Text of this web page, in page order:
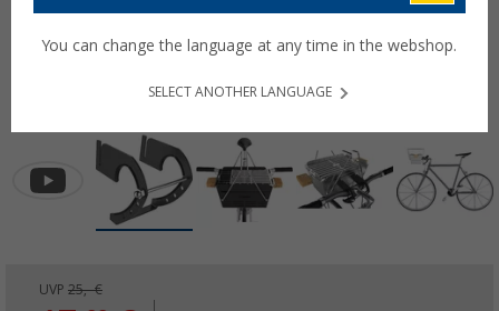
UVP 25,- €
You can change the language at any time in the webshop.
SELECT ANOTHER LANGUAGE